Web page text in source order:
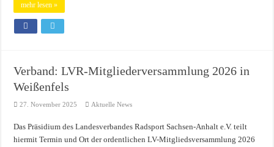
mehr lesen »
Verband: LVR-Mitgliederversammlung 2026 in
Weißenfels
27. November 2025 Aktuelle News
Das Präsidium des Landesverbandes Radsport Sachsen-Anhalt e.V. teilt
hiermit Termin und Ort der ordentlichen LV-Mitgliedsversammlung 2026